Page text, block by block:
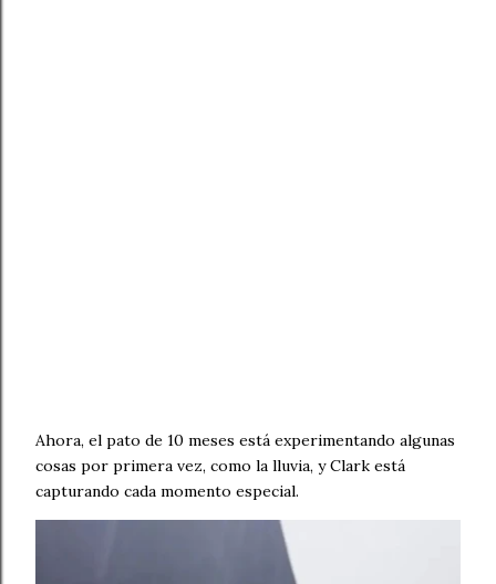
Ahora, el pato de 10 meses está experimentando algunas
cosas por primera vez, como la lluvia, y Clark está
capturando cada momento especial.